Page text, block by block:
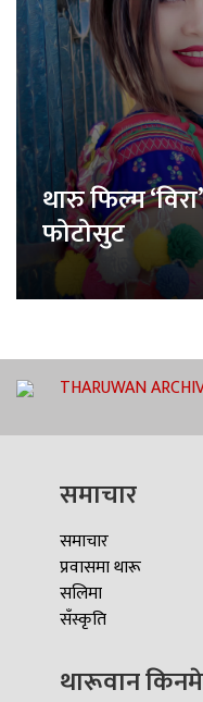
थारु फिल्म
फोटोसुट
THARUWAN
समाचार
समाचार
प्रवासमा थारू
सलिमा
सँस्कृति
थारूवान